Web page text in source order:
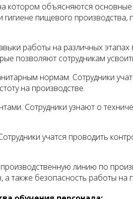
котором объясняются
пищевого
работы на различных
позволяют сотрудникам
нормам. Сотрудники
на производстве.
Сотрудники узнают о
учатся проводить
линию по
также безопасность работы на